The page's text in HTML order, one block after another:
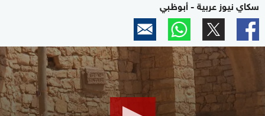
سكاي نيوز عربية - أبوظبي
seconds
of
2
minutes,
5
seconds